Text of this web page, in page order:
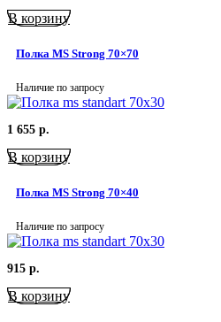
В корзину
Полка MS Strong 70×70
Наличие по запросу
1 655 р.
В корзину
Полка MS Strong 70×40
Наличие по запросу
915 р.
В корзину